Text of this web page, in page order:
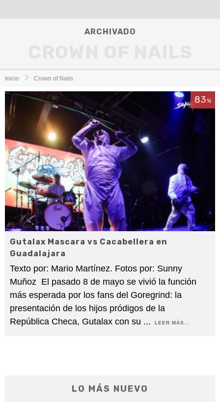
ARCHIVADO
Inicio Crown of Nails
83%
Gutalax Mascara vs Cacabellera en
Guadalajara
Texto por: Mario Martínez. Fotos por: Sunny
Muñoz El pasado 8 de mayo se vivió la función
más esperada por los fans del Goregrind: la
presentación de los hijos pródigos de la
República Checa, Gutalax con su ... LEER MÁS...
LO MÁS NUEVO